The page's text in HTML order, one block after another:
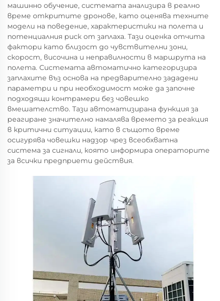
машинно обучение, системата анализира в реално
време откритите дронове, като оценява техните
модели на поведение, характеристики на полета и
потенциалния риск от заплаха. Тази оценка отчита
фактори като близост до чувствителни зони,
скорост, височина и неправилности в маршрута на
полета. Системата автоматично категоризира
заплахите въз основа на предварително зададени
параметри и при необходимост може да започне
подходящи контрамери без човешко
вмешателство. Тази автоматизирана функция за
реагиране значително намалява времето за реакция
в критични ситуации, като в същото време
осигурява човешки надзор чрез всеобхватна
система за сигнали, която информира операторите
за всички предприети действия.